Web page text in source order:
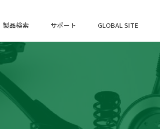
製品検索 サポート GLOBAL SITE